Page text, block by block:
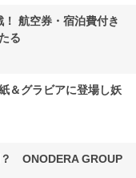
航空券・宿泊費付き
る
＆グラビアに登場し妖
ONODERA GROUP